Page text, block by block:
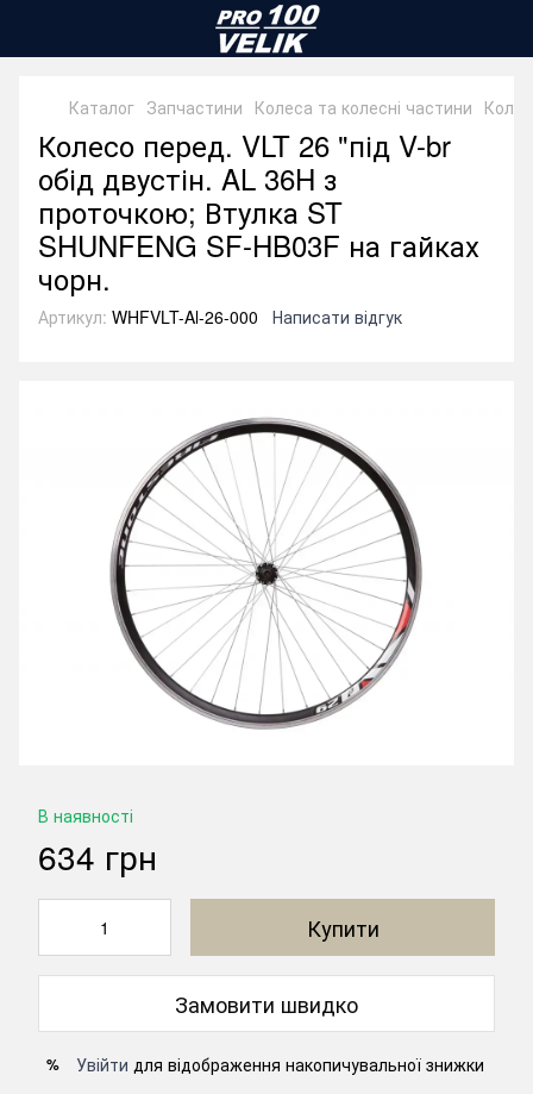
Каталог Запчастини Колеса та колесні частини
Колесо перед. VLT 26 "під V-br
обід двустін. AL 36H з
проточкою; Втулка ST
SHUNFENG SF-HB03F на гайках
чорн.
Артикул: WHFVLT-Al-26-000 Написати відгук
В наявності
634 грн
Купити
Замовити швидко
% Увійти для відображення накопичувальної знижки